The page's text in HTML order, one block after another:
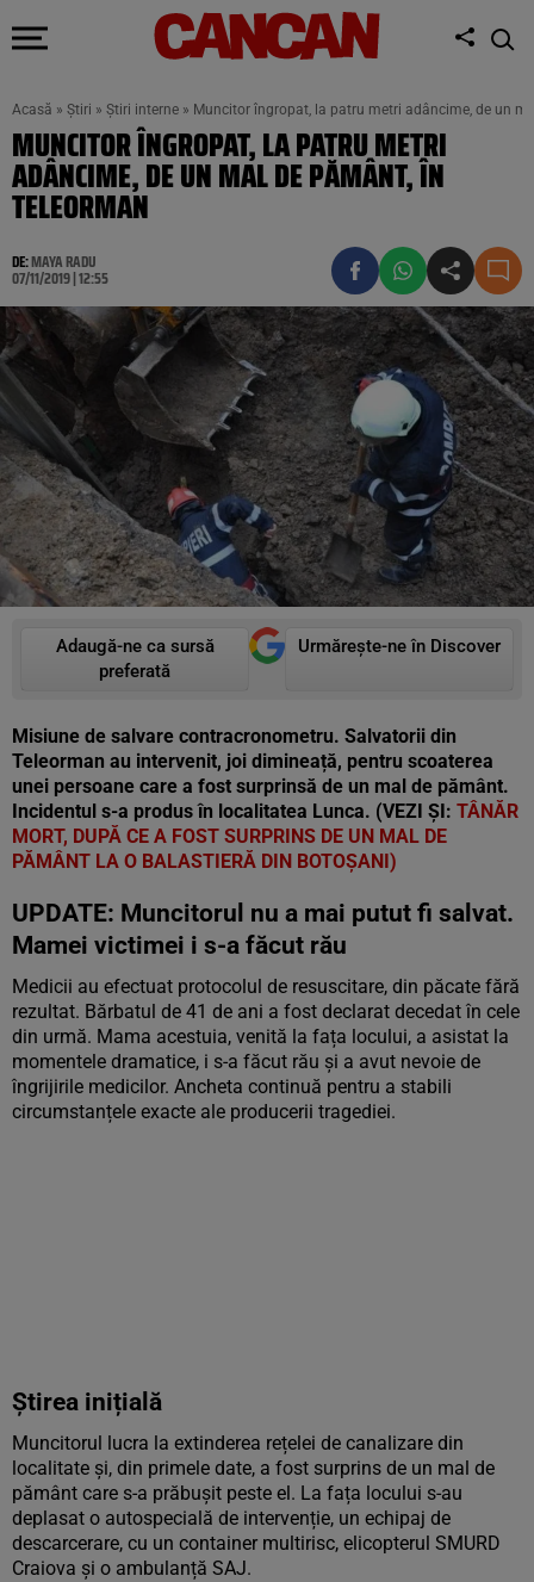
Acasă » Știri » Știri interne » Muncitor îngropat, la patru metri adâncime, de un
MUNCITOR ÎNGROPAT, LA PATRU METRI
ADÂNCIME, DE UN MAL DE PĂMÂNT, ÎN
TELEORMAN
DE:MAYA RADU
07/11/2019 | 12:55
Adaugă-ne ca sursă
preferată
Urmărește-ne în Discover
Misiune de salvare contracronometru. Salvatorii din
Teleorman au intervenit, joi dimineață, pentru scoaterea
unei persoane care a fost surprinsă de un mal de pământ.
Incidentul s-a produs în localitatea Lunca. (VEZI ȘI: TÂNĂR
MORT, DUPĂ CE A FOST SURPRINS DE UN MAL DE
PĂMÂNT LA O BALASTIERĂ DIN BOTOȘANI)
UPDATE: Muncitorul nu a mai putut fi salvat.
Mamei victimei i s-a făcut rău
Medicii au efectuat protocolul de resuscitare, din păcate fără
rezultat. Bărbatul de 41 de ani a fost declarat decedat în cele
din urmă. Mama acestuia, venită la fața locului, a asistat la
momentele dramatice, i s-a făcut rău și a avut nevoie de
îngrijirile medicilor. Ancheta continuă pentru a stabili
circumstanțele exacte ale producerii tragediei.
Știrea inițială
Muncitorul lucra la extinderea rețelei de canalizare din
localitate și, din primele date, a fost surprins de un mal de
pământ care s-a prăbușit peste el. La fața locului s-au
deplasat o autospecială de intervenție, un echipaj de
descarcerare, cu un container multirisc, elicopterul SMURD
Craiova și o ambulanță SAJ.